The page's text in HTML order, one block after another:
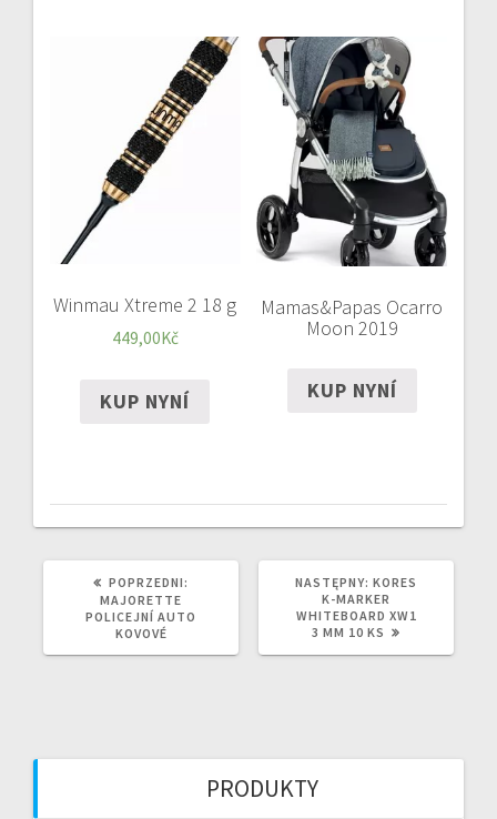
Winmau Xtreme 2 18 g
449,00Kč
KUP NYNÍ
Mamas&Papas Ocarro
Moon 2019
KUP NYNÍ
POPRZEDNI:
MAJORETTE
POLICEJNÍ AUTO
KOVOVÉ
NASTĘPNY: NASTĘPNY
WPIS:
KORES
K-MARKER
WHITEBOARD XW1
3 MM 10 KS
PRODUKTY